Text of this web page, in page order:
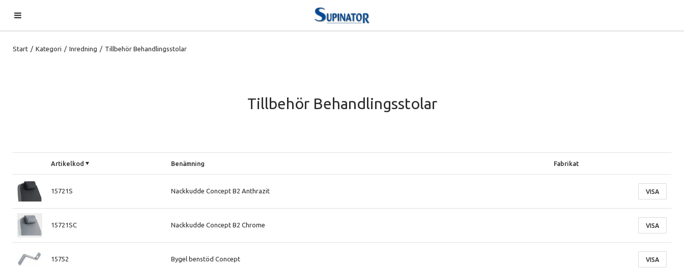
Start / Kategori / Inredning / Tillbehör Behandlingsstolar
Tillbehör Behandlingsstolar
Artikelkod Benämning Fabrikat
15721S Nackkudde Concept B2 Anthrazit VISA
15721SC Nackkudde Concept B2 Chrome VISA
15752 Bygel benstöd Concept VISA